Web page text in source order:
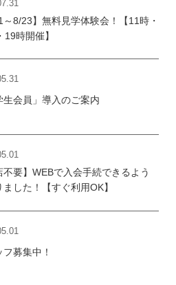
～8/23】無料見学体験会！【11時・
19時開催】
生会員」導入のご案内
不要】WEBで入会手続できるよう
ました！【すぐ利用OK】
フ募集中！